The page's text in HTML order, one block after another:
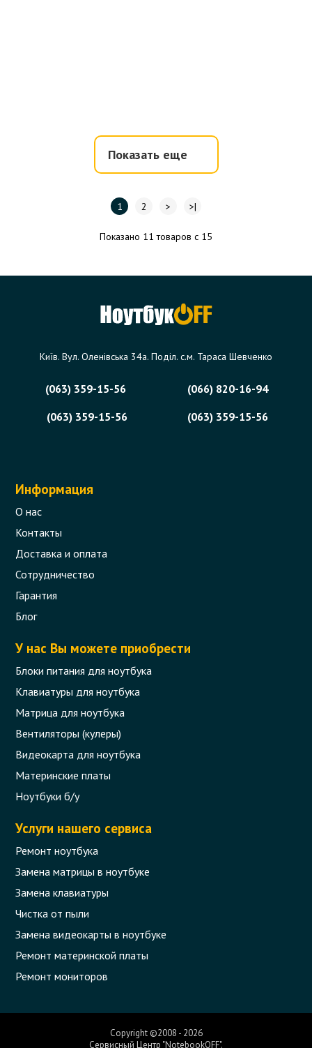
Показать еще
1 2 > >|
Показано 11 товаров с 15
Київ. Вул. Оленівська 34а. Поділ. с.м. Тараса Шевченко
(063) 359-15-56
(066) 820-16-94
(063) 359-15-56
(063) 359-15-56
Информация
О нас
Контакты
Доставка и оплата
Сотрудничество
Гарантия
Блог
У нас Вы можете приобрести
Блоки питания для ноутбука
Клавиатуры для ноутбука
Матрица для ноутбука
Вентиляторы (кулеры)
Видеокарта для ноутбука
Материнские платы
Ноутбуки б/у
Услуги нашего сервиса
Ремонт ноутбука
Замена матрицы в ноутбуке
Замена клавиатуры
Чистка от пыли
Замена видеокарты в ноутбуке
Ремонт материнской платы
Ремонт мониторов
Copyright ©2008 - 2026
Сервисный Центр "NotebookOFF".